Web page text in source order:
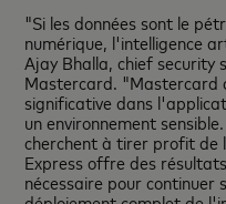
"Si les données sont le
numérique, l'intelligence
Ajay Bhalla, chief security
Mastercard. "Mastercard
significative dans
un environnement
cherchent à tirer profit de
Express offre des
nécessaire pour continuer